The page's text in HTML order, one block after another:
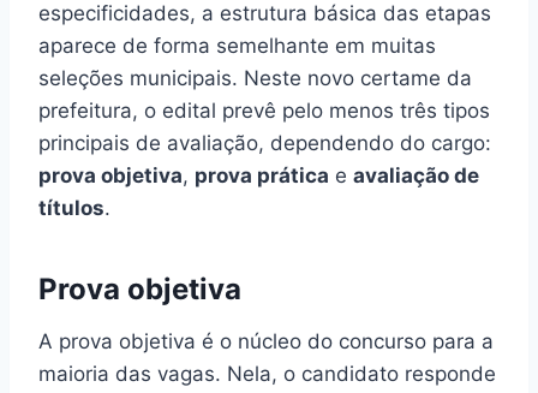
especificidades, a estrutura básica das etapas
aparece de forma semelhante em muitas
seleções municipais. Neste novo certame da
prefeitura, o edital prevê pelo menos três tipos
principais de avaliação, dependendo do cargo:
prova objetiva, prova prática e avaliação de
títulos.
Prova objetiva
A prova objetiva é o núcleo do concurso para a
maioria das vagas. Nela, o candidato responde